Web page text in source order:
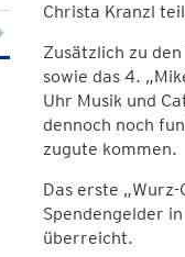
Christa Kranzl
Zusätzlich zu
sowie das 4.
Uhr Musik und
dennoch noch
zugute kommen.
Das erste
Spendengelder
überreicht.